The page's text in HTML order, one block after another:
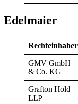
Edelmaier
Rechteinhaber
GMV GmbH
& Co. KG
Grafton Hold
LLP